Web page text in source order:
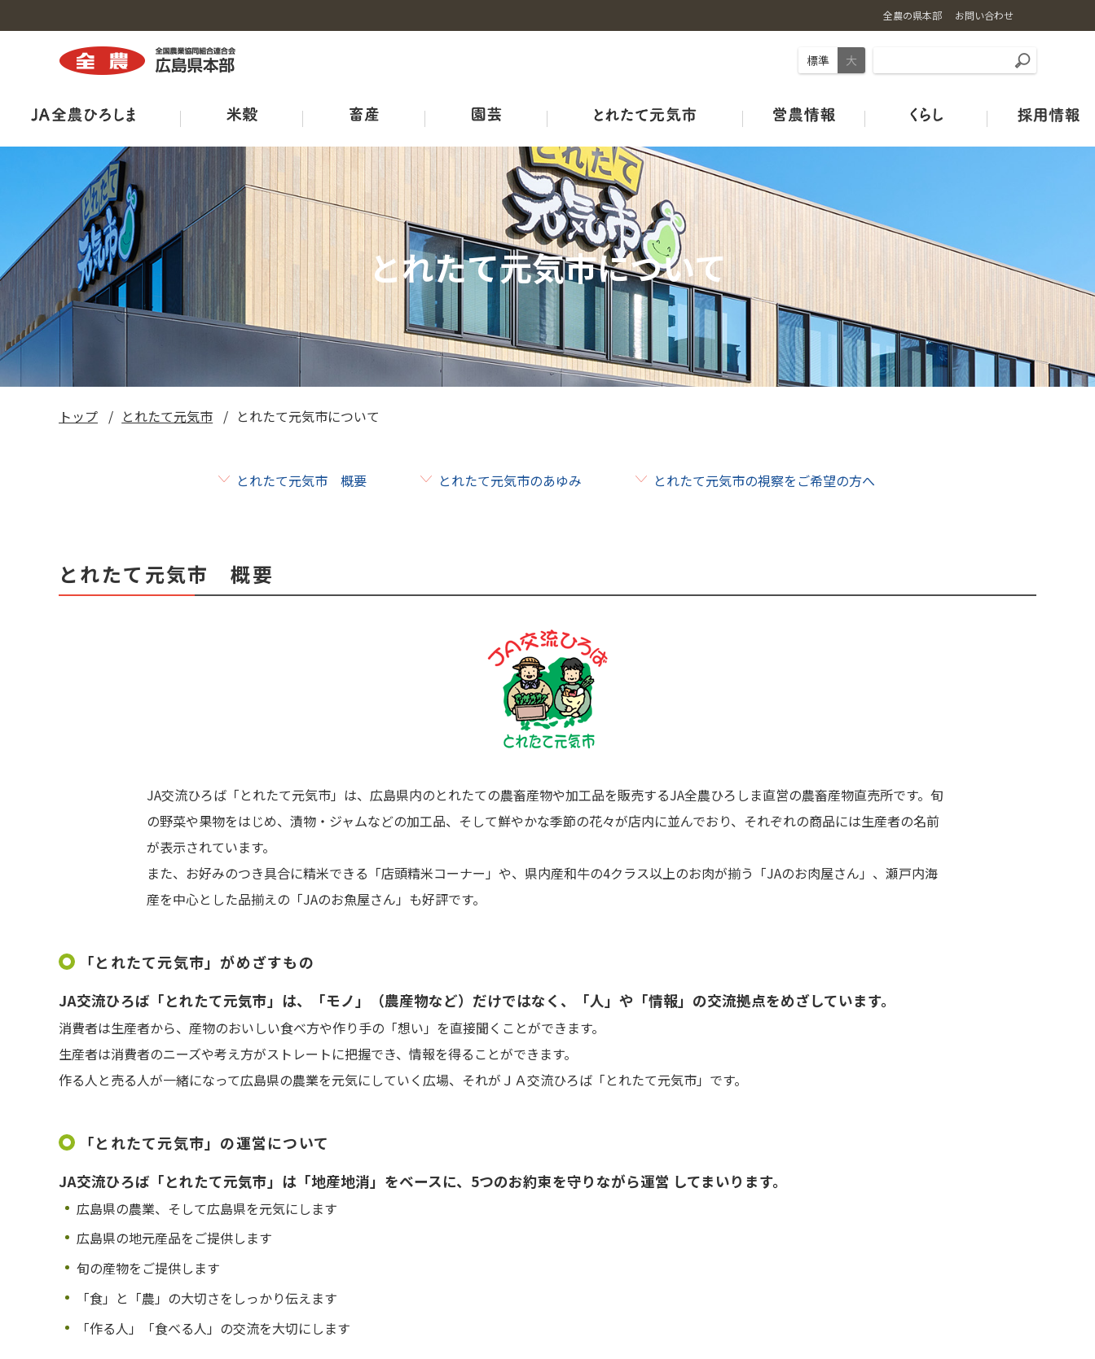
全農の県本部 お問い合わせ
標準 大
トップ 事業内容
組織図・事務所・事業所一覧 耕畜連携・資源循環ブランド３－Ｒ オフィシャルSNSのご紹介
広報誌
トップ お米の基礎知識
商品紹介 ＪＡ結び米
工場・施設 品質管理室
特栽ガイドライン（ＪＡ別） 生産者の皆さまへ お米の宅配便
広島県産応援登録制度 ＪＡタウン【お米の通販はこちらから】
い～ねくん公式LINEスタンプ ＪＡお米のアンバサダー ひろしま米はひろしま愛プロジェクト
トップ ギュギュ～と広島和牛
広島県三次家畜市場案内 牛のせり市況
鶏卵市況 レシピ
トップ 旬のカレンダー
ひろしま菜‘ｓ ひろしま野菜の産地マップ
出荷規格表
トップ 店舗情報
出店販売 生産者向け情報 みのりみのるプロジェクト
ＪＡタウン
トップ チャレンジファーム広島 土づくり
全農ひろしま型ハウスについて 農業機械・鳥獣害対策
産直市マッチングシステム ＴＯＲＥＪＡ アグリサミット2025
トップ プロジェクト ＪＡタウン
ＪＡ－ＳＳ ＪＡリフォーム
ＪＡくらしの宅配便 とれたて元気市について
トップ とれたて元気市 とれたて元気市について
とれたて元気市 概要 とれたて元気市のあゆみ とれたて元気市の視察をご希望の方へ
とれたて元気市 概要
JA交流ひろば「とれたて元気市」は、広島県内のとれたての農畜産物や加工品を販売するJA全農ひろしま直営の農畜産物直売所です。旬
の野菜や果物をはじめ、漬物・ジャムなどの加工品、そして鮮やかな季節の花々が店内に並んでおり、それぞれの商品には生産者の名前
が表示されています。
また、お好みのつき具合に精米できる「店頭精米コーナー」や、県内産和牛の4クラス以上のお肉が揃う「JAのお肉屋さん」、瀬戸内海
産を中心とした品揃えの「JAのお魚屋さん」も好評です。
「とれたて元気市」がめざすもの
JA交流ひろば「とれたて元気市」は、「モノ」（農産物など）だけではなく、「人」や「情報」の交流拠点をめざしています。
消費者は生産者から、産物のおいしい食べ方や作り手の「想い」を直接聞くことができます。
生産者は消費者のニーズや考え方がストレートに把握でき、情報を得ることができます。
作る人と売る人が一緒になって広島県の農業を元気にしていく広場、それがＪＡ交流ひろば「とれたて元気市」です。
「とれたて元気市」の運営について
JA交流ひろば「とれたて元気市」は「地産地消」をベースに、5つのお約束を守りながら運営 してまいります。
広島県の農業、そして広島県を元気にします
広島県の地元産品をご提供します
旬の産物をご提供します
「食」と「農」の大切さをしっかり伝えます
「作る人」「食べる人」の交流を大切にします